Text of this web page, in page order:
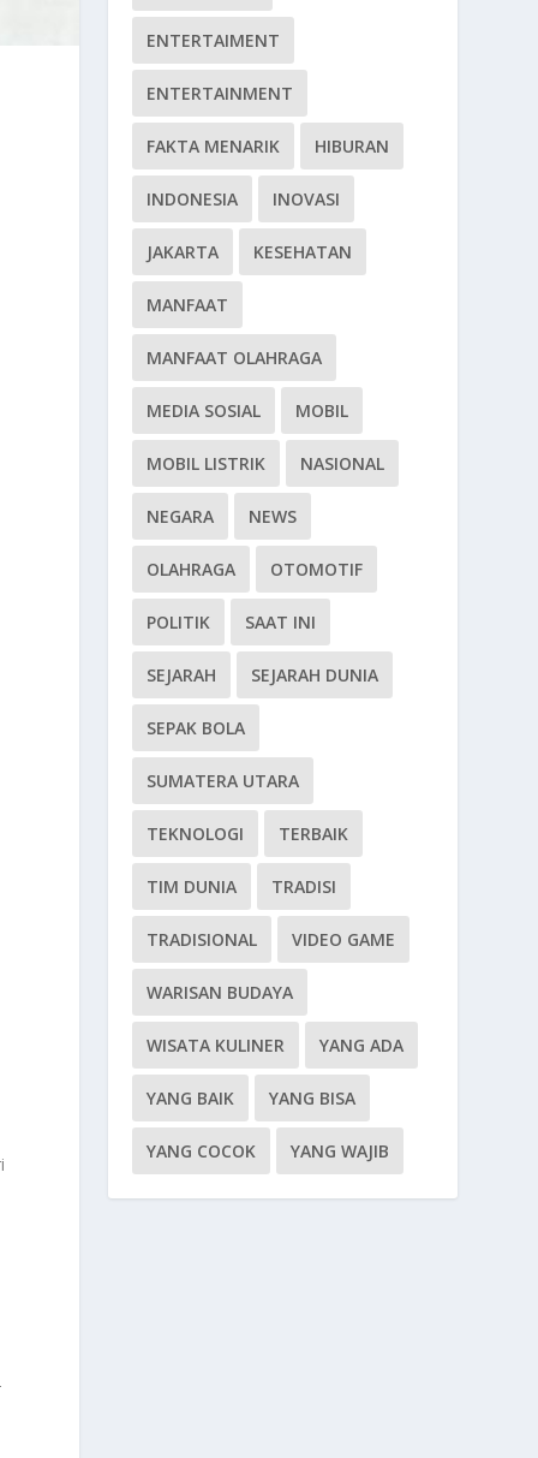
ENTERTAIMENT
ENTERTAINMENT
FAKTA MENARIK HIBURAN
INDONESIA INOVASI
JAKARTA KESEHATAN
MANFAAT
MANFAAT OLAHRAGA
MEDIA SOSIAL MOBIL
MOBIL LISTRIK NASIONAL
NEGARA NEWS
OLAHRAGA OTOMOTIF
POLITIK SAAT INI
SEJARAH SEJARAH DUNIA
SEPAK BOLA
SUMATERA UTARA
TEKNOLOGI TERBAIK
TIM DUNIA TRADISI
TRADISIONAL VIDEO GAME
WARISAN BUDAYA
WISATA KULINER YANG ADA
YANG BAIK YANG BISA
YANG COCOK YANG WAJIB